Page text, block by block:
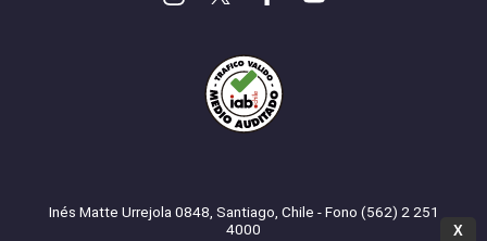
Inés Matte Urrejola 0848, Santiago, Chile - Fono (562) 2 251
4000
X